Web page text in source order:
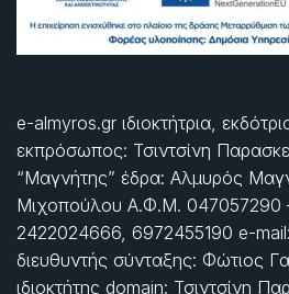
e-almyros.gr ιδιοκτήτρια,
εκπρόσωπος: Τσιντσίνη
“Μαγνήτης” έδρα: Αλμυρός
Μιχοπούλου Α.Φ.Μ.
2422024666, 6972455190 e-
διευθυντής σύνταξης: Φώτιος
ιδιοκτήτης domain: Τσιντσίνη